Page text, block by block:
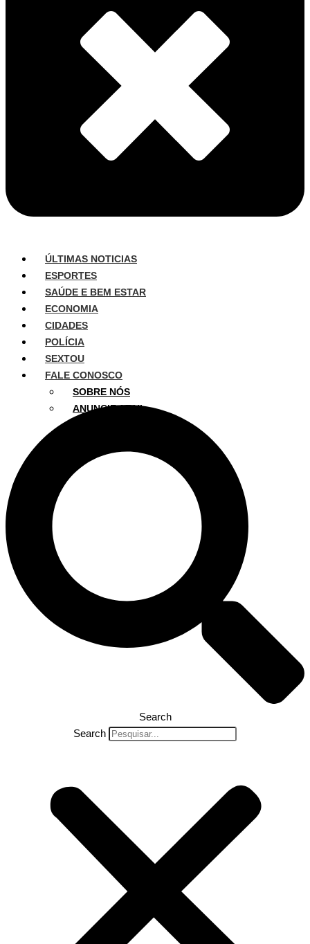
ÚLTIMAS NOTICIAS
ESPORTES
SAÚDE E BEM ESTAR
ECONOMIA
CIDADES
POLÍCIA
SEXTOU
FALE CONOSCO
SOBRE NÓS
ANUNCIE AQUI
Search
Search